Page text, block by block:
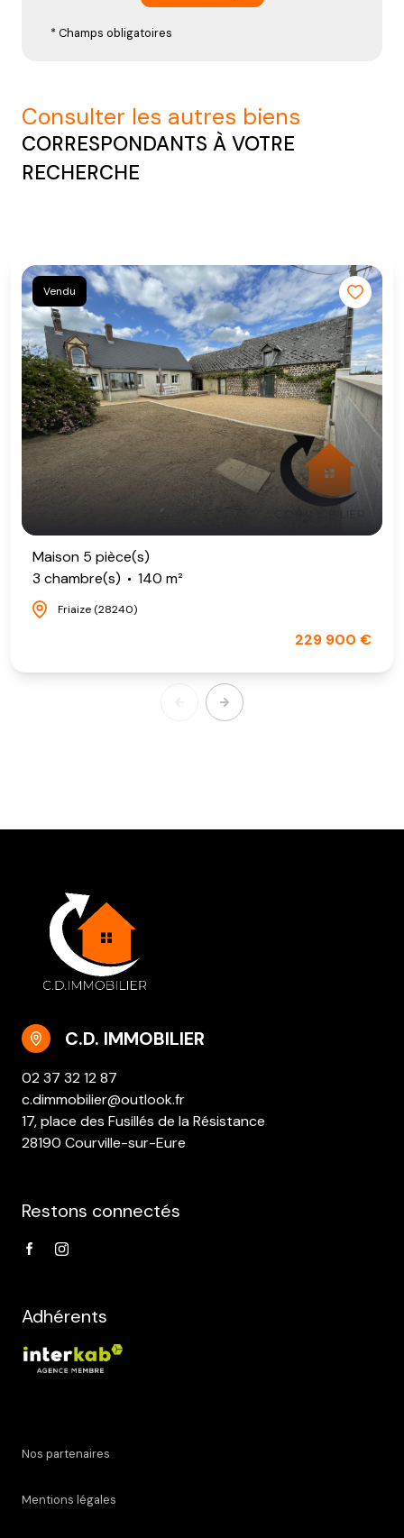
* Champs obligatoires
consulter les autres biens
CORRESPONDANTS À VOTRE
RECHERCHE
Vendu
Maison 5 pièce(s)
3 chambre(s)
140 m²
Friaize (28240)
229 900 €
C.D. IMMOBILIER
02 37 32 12 87
c.dimmobilier@outlook.fr
17, place des Fusillés de la Résistance
28190 Courville-sur-Eure
Restons connectés
Adhérents
Nos partenaires
Mentions légales